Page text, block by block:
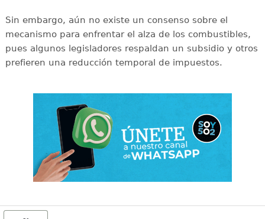
Sin embargo, aún no existe un consenso sobre el
mecanismo para enfrentar el alza de los combustibles,
pues algunos legisladores respaldan un subsidio y otros
prefieren una reducción temporal de impuestos.